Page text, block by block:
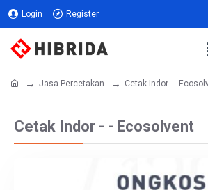
Login Register
Jasa Percetakan Cetak Indor - -
Cetak Indor - - Ecosolvent